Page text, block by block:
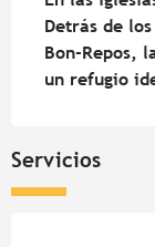
Detrás de
Bon-Repos,
un refugio
Servicios